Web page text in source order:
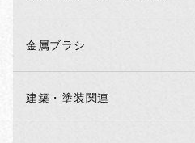
金属ブラシ
建築・塗装関連
お買い物を続ける